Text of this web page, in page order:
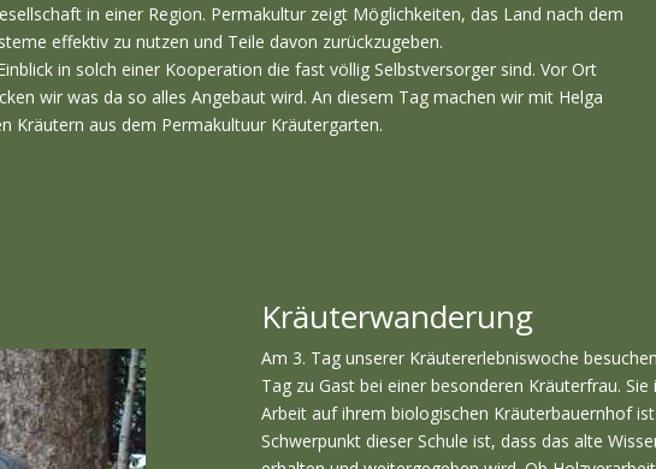
in einer Region. Permakultur zeigt Möglichkeiten, das Land nach dem
effektiv zu nutzen und Teile davon zurückzugeben.
in solch einer Kooperation die fast völlig Selbstversorger sind. Vor Ort
wir was da so alles Angebaut wird. An diesem Tag machen wir mit Helga
Kräutern aus dem Permakultuur Kräutergarten.
Kräuterwanderung
Am 3. Tag unserer Kräutererlebniswoche
Tag zu Gast bei einer besonderen Kräuterfrau.
Arbeit auf ihrem biologischen Kräuterbauernhof
Schwerpunkt dieser Schule ist, dass das alte